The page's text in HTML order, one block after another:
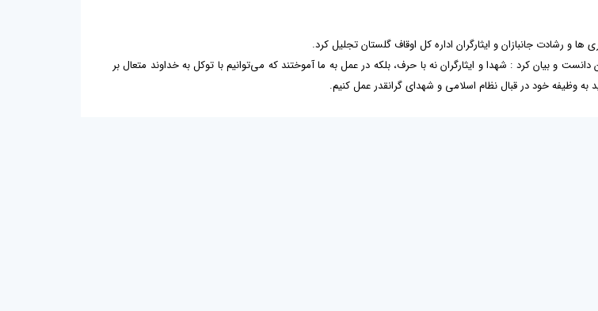
و رشادت جانبازان و ایثارگران اداره کل اوقاف گلستان تجلیل کرد.
شهدا و ایثارگران ۸سال دفاع مقدس را جاویدان دانست و بیان کرد : شهدا و ایثارگران نه با حرف، بلکه در عمل به ما آموختند که می‌توانیم با توکل به خداوند متعال بر
به وظیفه خود در قبال نظام اسلامی و شهدای گرانقدر عمل کنیم.